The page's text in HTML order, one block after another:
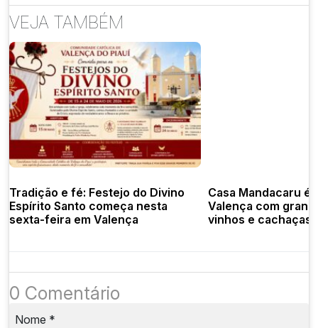
VEJA TAMBÉM
Tradição e fé: Festejo do Divino
Espírito Santo começa nesta
sexta-feira em Valença
Casa Mandacaru é
Valença com
vinhos e cachaças
0 Comentário
Nome *